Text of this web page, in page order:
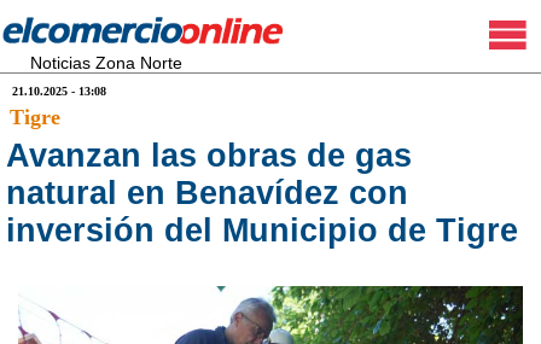
Noticias Zona Norte
21.10.2025 - 13:08
Tigre
Avanzan las obras de gas
natural en Benavídez con
inversión del Municipio de Tigre